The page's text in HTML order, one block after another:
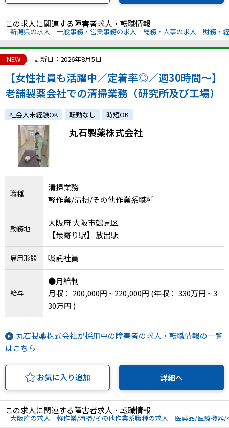
この求人に関連する障害者求人・転職情報
新潟県の求人 一般事務・営業事務の求人 総務・人事の求人 財務・
NEW 更新日：2026年8月5日
【女性社員も活躍中／定着率◎／週30時間～】
老舗製薬会社での清掃業務（研究所及び工場）
社会人未経験OK 転勤なし 時短OK
丸石製薬株式会社
職種
清掃業務
軽作業/清掃/その他作業系職種
勤務地
大阪府 大阪市鶴見区
【最寄り駅】 放出駅
雇用形態 嘱託社員
給与
●月給制
月収： 200,000円 ~ 220,000円 (年収： 330万円 ~ 3
30万円 )
丸石製薬株式会社が採用中の障害者の求人・転職情報の一覧
はこちら
お気に入り追加 詳細へ
この求人に関連する障害者求人・転職情報
大阪府の求人 軽作業/清掃/その他作業系職種の求人 医薬品/医療機器/